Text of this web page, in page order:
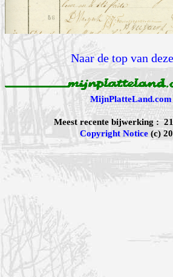
Naar de top van
MijnPlatteLand.com
Meest recente bijwerking :
Copyright Notice(c)